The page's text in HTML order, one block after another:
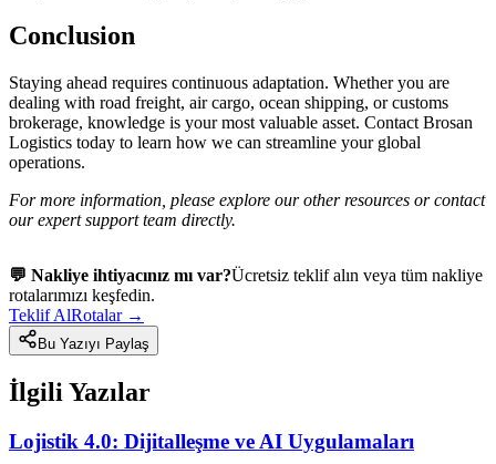
Conclusion
Staying ahead requires continuous adaptation. Whether you are
dealing with road freight, air cargo, ocean shipping, or customs
brokerage, knowledge is your most valuable asset. Contact Brosan
Logistics today to learn how we can streamline your global
operations.
For more information, please explore our other resources or contact
our expert support team directly.
💬 Nakliye ihtiyacınız mı var?Ücretsiz teklif alın veya tüm nakliye
rotalarımızı keşfedin.
Teklif AlRotalar →
Bu Yazıyı Paylaş
İlgili Yazılar
Lojistik 4.0: Dijitalleşme ve AI Uygulamaları